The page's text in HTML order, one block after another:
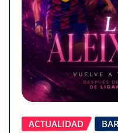
ACTUALIDAD